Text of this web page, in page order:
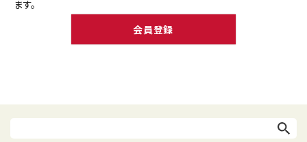
ます。
会員登録